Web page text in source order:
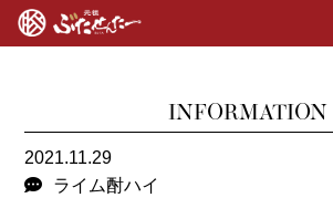
INFORMATION
2021.11.29
ライム酎ハイ